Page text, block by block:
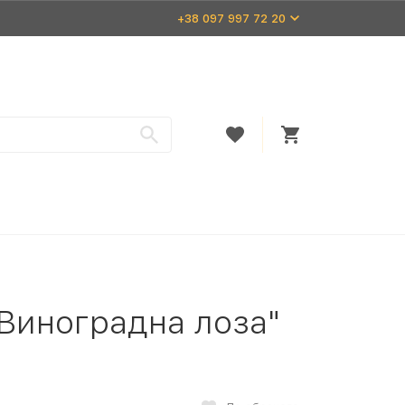
+38 097 997 72 20
лоза"